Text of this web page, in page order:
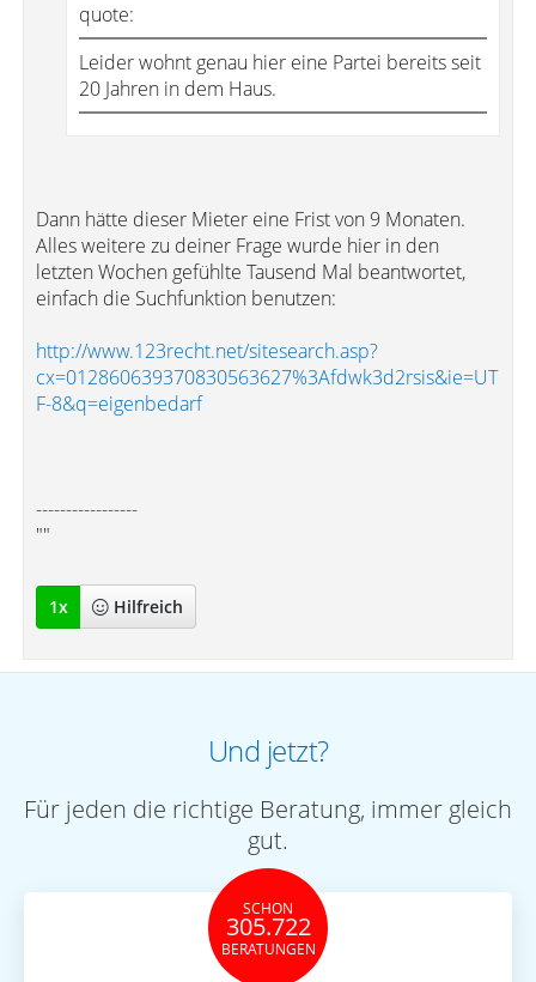
quote:
Leider wohnt genau hier eine Partei bereits seit
20 Jahren in dem Haus.
Dann hätte dieser Mieter eine Frist von 9 Monaten.
Alles weitere zu deiner Frage wurde hier in den
letzten Wochen gefühlte Tausend Mal beantwortet,
einfach die Suchfunktion benutzen:
http://www.123recht.net/sitesearch.asp?
cx=012860639370830563627%3Afdwk3d2rsis&ie=UT
F-8&q=eigenbedarf
-----------------
""
1x Hilfreich
Und jetzt?
Für jeden die richtige Beratung, immer gleich
gut.
SCHON
305.722
BERATUNGEN